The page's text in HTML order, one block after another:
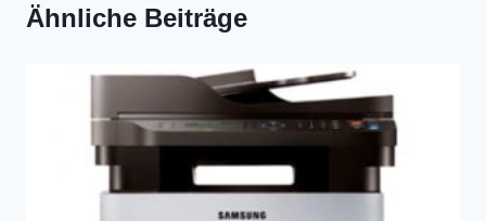
Ähnliche Beiträge